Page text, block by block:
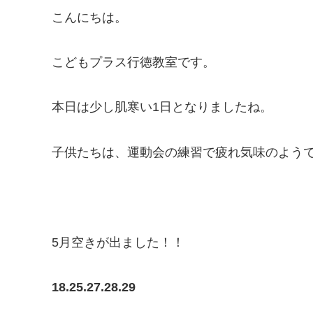
こんにちは。
こどもプラス行徳教室です。
本日は少し肌寒い1日となりましたね。
子供たちは、運動会の練習で疲れ気味のよう
5月空きが出ました！！
18.25.27.28.29